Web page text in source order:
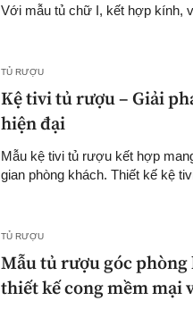
Với mẫu tủ chữ I, kết hợp kính,
TỦ RƯỢU
Kệ tivi tủ rượu – Giải
hiện đại
Mẫu kệ tivi tủ rượu kết hợp
gian phòng khách. Thiết kế kệ
TỦ RƯỢU
Mẫu tủ rượu góc phòng
thiết kế cong mềm mại